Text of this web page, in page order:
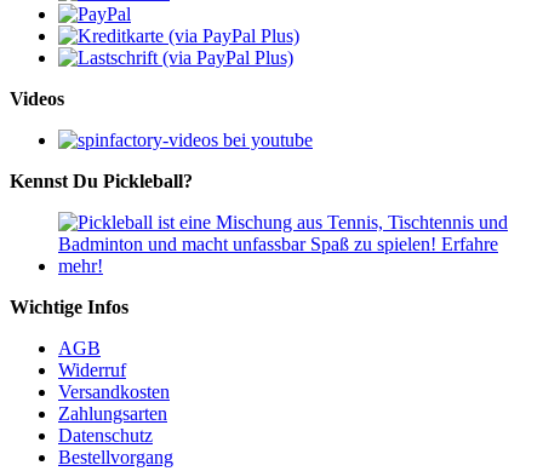
Videos
Kennst Du Pickleball?
Wichtige Infos
AGB
Widerruf
Versandkosten
Zahlungsarten
Datenschutz
Bestellvorgang